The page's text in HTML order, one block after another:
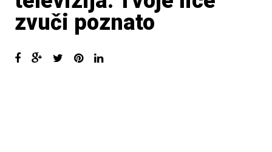
zvuči poznato